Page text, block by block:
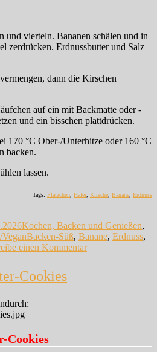
und vierteln. Bananen schälen und in
zerdrücken. Erdnussbutter und Salz
dann die Kirschen
auf ein mit Backmatte oder -
und ein bisschen plattdrücken.
170 °C Ober-/Unterhitze oder 160 °C
backen.
lassen.
Tags: Plätzchen, Hafer, Kirsche, Banane, Erdnuss
Kochen, Backen und Genießen,
Schlagwörter
Backen-Süß, Banane, Erdnuss,
einen Kommentarzu
Cookies
Cookies